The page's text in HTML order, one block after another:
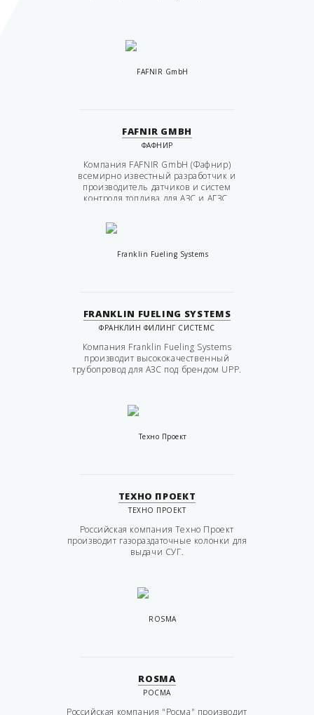
FAFNIR GMBH
ФАФНИР
Компания FAFNIR GmbH (Фафнир)
всемирно известный разработчик и
производитель датчиков и систем
контроля топлива для АЗС и АГЗС.
FRANKLIN FUELING SYSTEMS
ФРАНКЛИН ФИЛИНГ СИСТЕМС
Компания Franklin Fueling Systems
производит высококачественный
трубопровод для АЗС под брендом UPP.
ТЕХНО ПРОЕКТ
ТЕХНО ПРОЕКТ
Российская компания Техно Проект
производит газораздаточные колонки для
выдачи СУГ.
ROSMA
РОСМА
Российская компания "Росма" производит